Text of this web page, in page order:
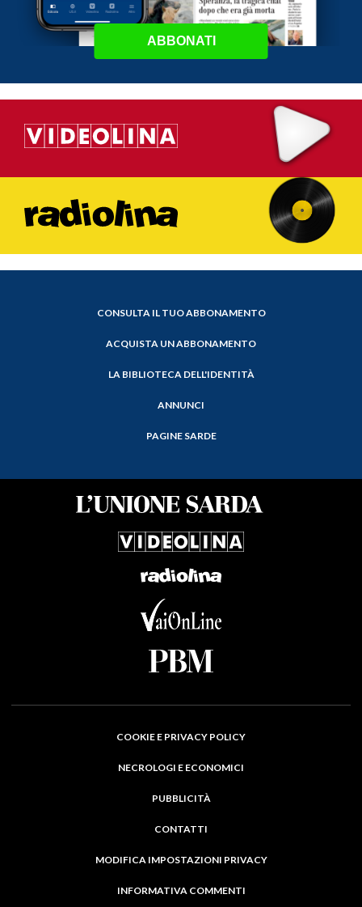
ABBONATI
CONSULTA IL TUO ABBONAMENTO
ACQUISTA UN ABBONAMENTO
LA BIBLIOTECA DELL'IDENTITÀ
ANNUNCI
PAGINE SARDE
COOKIE E PRIVACY POLICY
NECROLOGI E ECONOMICI
PUBBLICITÀ
CONTATTI
MODIFICA IMPOSTAZIONI PRIVACY
INFORMATIVA COMMENTI